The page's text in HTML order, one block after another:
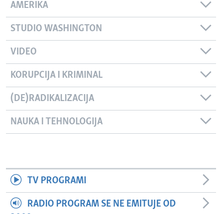
AMERIKA
STUDIO WASHINGTON
VIDEO
KORUPCIJA I KRIMINAL
(DE)RADIKALIZACIJA
NAUKA I TEHNOLOGIJA
TV PROGRAMI
RADIO PROGRAM SE NE EMITUJE OD